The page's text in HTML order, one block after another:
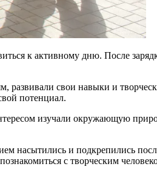
к активному дню. После
развивали свои навыки и
потенциал.
изучали окружающую
насытились и подкрепились
с творческим